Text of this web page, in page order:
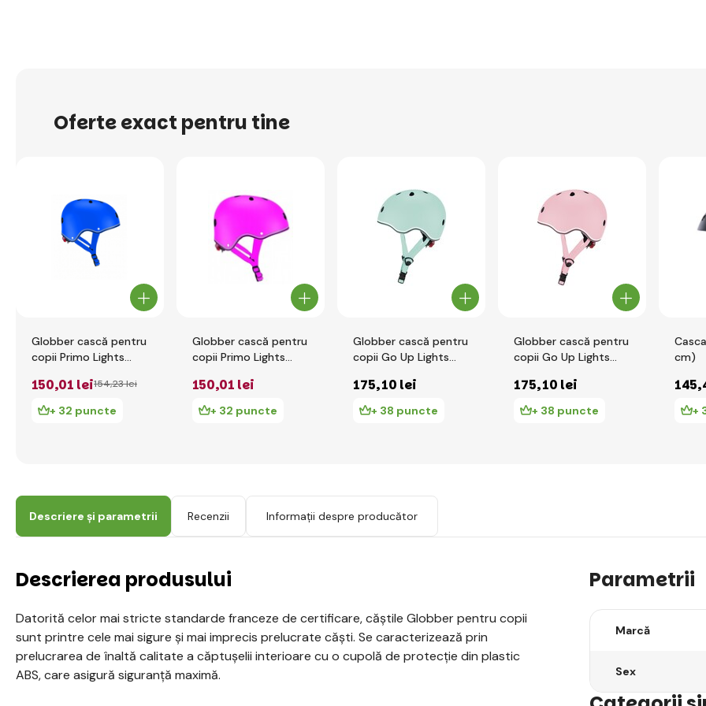
Oferte exact pentru tine
Globber cască pentru
copii Primo Lights
Albastru Marin
150,01 lei154,23 lei
+ 32 puncte
Globber cască pentru
copii Primo Lights
Fuchsia
150,01 lei
+ 32 puncte
Globber cască pentru
copii Go Up Lights
Mint
175,10 lei
+ 38 puncte
Globber cască pentru
copii Go Up Lights
Roz Pastel
175,10 lei
+ 38 puncte
cm)
145
+
Descriere și parametrii Recenzii Informații despre producător
Descrierea produsului
Datorită celor mai stricte standarde franceze de certificare, căștile Globber pentru copii
sunt printre cele mai sigure și mai imprecis prelucrate căști. Se caracterizează prin
prelucrarea de înaltă calitate a căptușelii interioare cu o cupolă de protecție din plastic
ABS, care asigură siguranță maximă.
Parametrii
Marcă
Sex